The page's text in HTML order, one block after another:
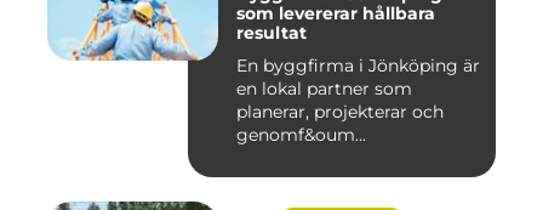
som levererar hållbara
resultat
En byggfirma i Jönköping är
en lokal partner som
planerar, projekterar och
genomf&oum...